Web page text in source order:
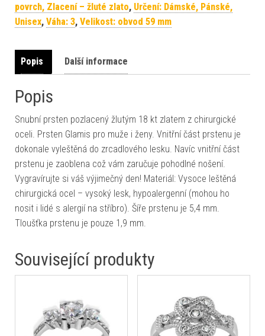
povrch, Zlacení – žluté zlato, Určení: Dámské, Pánské,
Unisex, Váha: 3, Velikost: obvod 59 mm
Popis Další informace
Popis
Snubní prsten pozlacený žlutým 18 kt zlatem z chirurgické
oceli. Prsten Glamis pro muže i ženy. Vnitřní část prstenu je
dokonale vyleštěná do zrcadlového lesku. Navíc vnitřní část
prstenu je zaoblena což vám zaručuje pohodlné nošení.
Vygravírujte si váš výjimečný den! Materiál: Vysoce leštěná
chirurgická ocel – vysoký lesk, hypoalergenní (mohou ho
nosit i lidé s alergií na stříbro). Šíře prstenu je 5,4 mm.
Tloušťka prstenu je pouze 1,9 mm.
Související produkty